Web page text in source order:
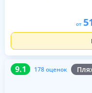
от
9.1 178 оценок
9.1 178 оценок